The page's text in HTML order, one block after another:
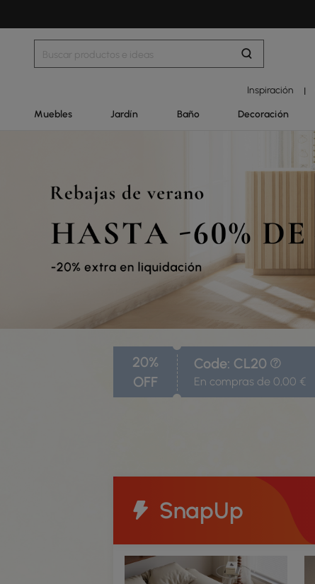
Inspiración |
Muebles Jardín Baño Decoración
20%
OFF
Code: CL20
En compras de 0,00 €
SnapUp